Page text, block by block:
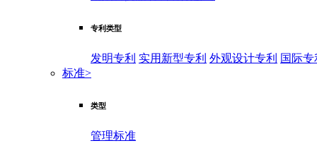
专利类型
发明专利 实用新型专利 外观设计专利 国际专
标准>
类型
管理标准